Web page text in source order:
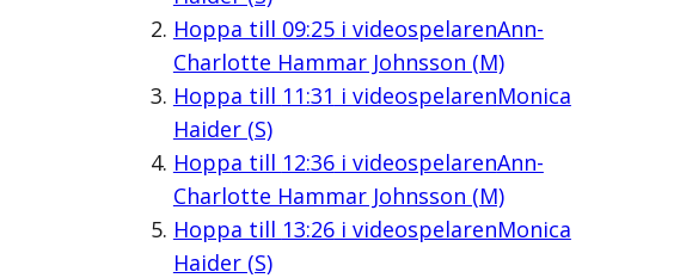
Hoppa till 09:25i videospelarenAnn-
Charlotte Hammar Johnsson (M)
Hoppa till 11:31 i videospelarenMonica
Haider (S)
Hoppa till 12:36i videospelarenAnn-
Charlotte Hammar Johnsson (M)
Hoppa till 13:26i videospelarenMonica
Haider (S)